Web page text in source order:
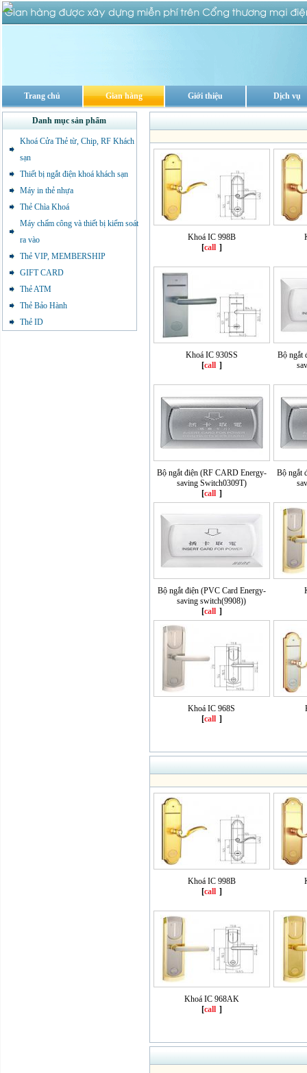
Trang chủ Gian hàng Giới thiệu Dịch vụ
Danh mục sản phẩm
Khoá Cửa Thẻ từ, Chip, RF Khách
sạn
Thiết bị ngắt điện khoá khách sạn
Máy in thẻ nhựa
Thẻ Chìa Khoá
Máy chấm công và thiết bị kiểm soát
ra vào
Thẻ VIP, MEMBERSHIP
GIFT CARD
Thẻ ATM
Thẻ Bảo Hành
Thẻ ID
Khoá IC 998B
[call ]
Khoá IC 930SS
[call ]
Bộ ngắt
Bộ ngắt điện (RF CARD Energy-
saving Switch0309T)
[call ]
Bộ ngắt
Bộ ngắt điện (PVC Card Energy-
saving switch(9908))
[call ]
Khoá IC 968S
[call ]
Khoá IC 998B
[call ]
Khoá IC 968AK
[call ]